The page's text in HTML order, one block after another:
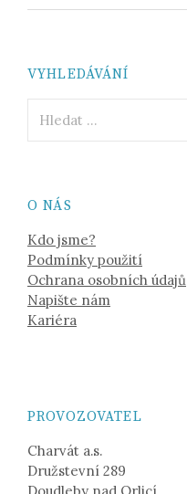
VYHLEDÁVÁNÍ
O NÁS
Kdo jsme?
Podmínky použití
Ochrana osobních údajů
Napište nám
Kariéra
PROVOZOVATEL
Charvát a.s.
Družstevní 289